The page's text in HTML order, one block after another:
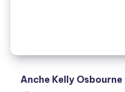
Anche Kelly